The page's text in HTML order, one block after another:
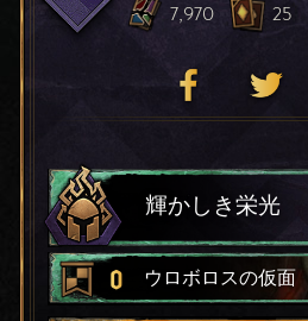
7,970 25
輝かしき栄光
0 ウロボロスの仮面